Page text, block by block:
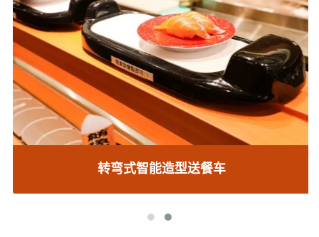
转弯式智能造型送餐车